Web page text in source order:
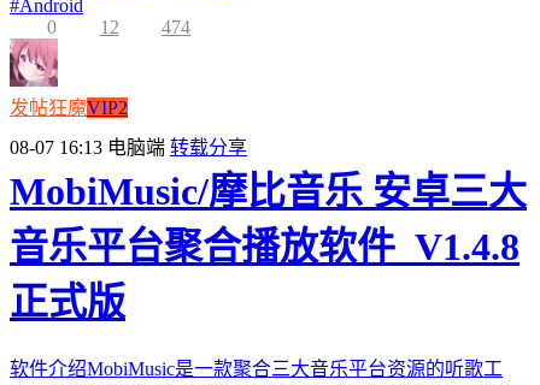
#Android
0
12 474
发帖狂魔VIP2
08-07 16:13 电脑端 转载分享
MobiMusic/摩比音乐 安卓三大
音乐平台聚合播放软件_V1.4.8
正式版
软件介绍MobiMusic是一款聚合三大音乐平台资源的听歌工